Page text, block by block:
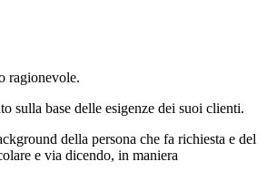
ragionevole.
sulla base delle esigenze dei suoi clienti.
della persona che fa richiesta e del
e via dicendo, in maniera